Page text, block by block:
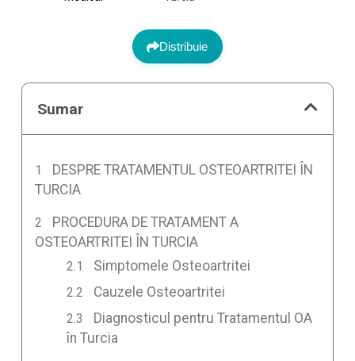
Distribuie
Sumar
DESPRE TRATAMENTUL OSTEOARTRITEI ÎN
TURCIA
PROCEDURA DE TRATAMENT A
OSTEOARTRITEI ÎN TURCIA
Simptomele Osteoartritei
Cauzele Osteoartritei
Diagnosticul pentru Tratamentul OA
în Turcia